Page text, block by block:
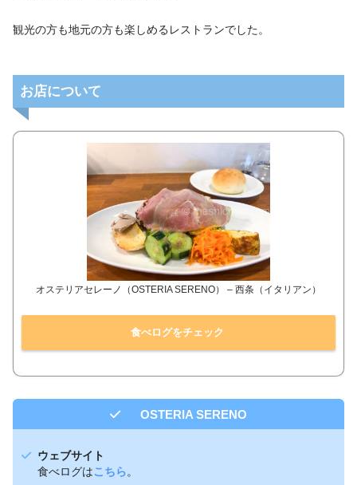
観光の方も地元の方も楽しめるレストランでした。
お店について
オステリアセレーノ（OSTERIA SERENO） – 西条（イタリアン）
食べログをチェック
OSTERIA SERENO
ウェブサイト
食べログはこちら。